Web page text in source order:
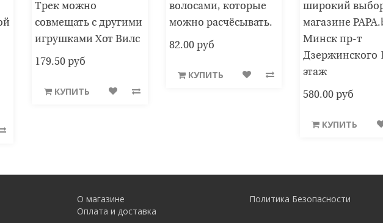
Трек можно
совмещать с другими
игрушками Хот Вилс
179.50 руб
КУПИТЬ
волосами, которые
можно расчёсывать.
82.00 руб
КУПИТЬ
широкий
магазине
Минск пр-т
Дзержинского
этаж
580.00 руб
КУПИТЬ
О магазине Политика Безопасности
Оплата и доставка